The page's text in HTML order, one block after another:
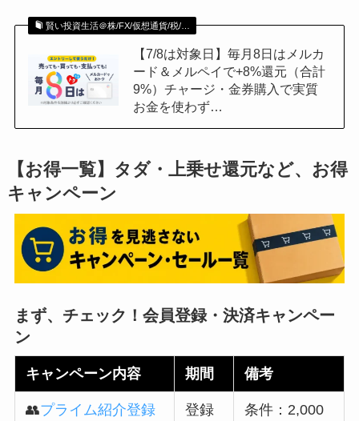
賢い投資生活＠株/FX/仮想通貨/税/…
【7/8は対象日】毎月8日はメルカ
ード＆メルペイで+8%還元（合計
9%）チャージ・金券購入で実質
お金を使わず…
【お得一覧】 タダ・上乗せ還元など、お得
キャンペーン
まず、チェック！ 会員登録・決済キャンペー
ン
キャンペーン内容 期間 備考
👥プライム紹介登録
登録
条件：2,000